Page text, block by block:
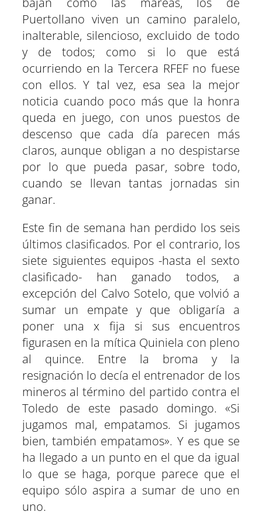
Puertollano viven un camino paralelo,
inalterable, silencioso, excluido de todo
y de todos; como si lo que está
ocurriendo en la Tercera RFEF no fuese
con ellos. Y tal vez, esa sea la mejor
noticia cuando poco más que la honra
queda en juego, con unos puestos de
descenso que cada día parecen más
claros, aunque obligan a no despistarse
por lo que pueda pasar, sobre todo,
cuando se llevan tantas jornadas sin
ganar.
Este fin de semana han perdido los seis
últimos clasificados. Por el contrario, los
siete siguientes equipos -hasta el sexto
clasificado- han ganado todos, a
excepción del Calvo Sotelo, que volvió a
sumar un empate y que obligaría a
poner una x fija si sus encuentros
figurasen en la mítica Quiniela con pleno
al quince. Entre la broma y la
resignación lo decía el entrenador de los
mineros al término del partido contra el
Toledo de este pasado domingo. «Si
jugamos mal, empatamos. Si jugamos
bien, también empatamos». Y es que se
ha llegado a un punto en el que da igual
lo que se haga, porque parece que el
equipo sólo aspira a sumar de uno en
uno.